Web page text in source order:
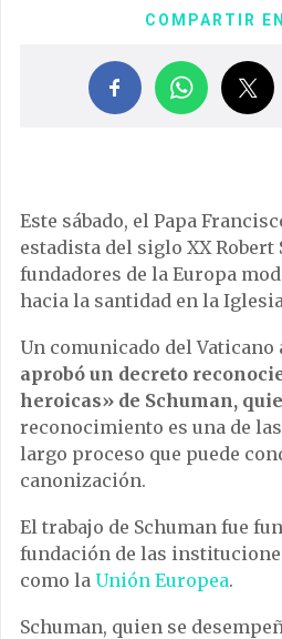
COMPARTIR
Este sábado, el Papa
estadista del siglo XX Robert
fundadores de la Europa
hacia la santidad en la
Un comunicado del Vaticano
aprobó un decreto
heroicas» de Schuman,
reconocimiento es una de
largo proceso que puede
canonización.
El trabajo de Schuman fue
fundación de las
como la Unión Europea.
Schuman, quien se